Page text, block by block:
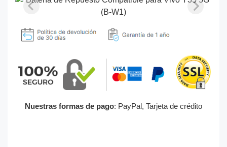
Nuestras formas de pago: PayPal, Tarjeta de crédito